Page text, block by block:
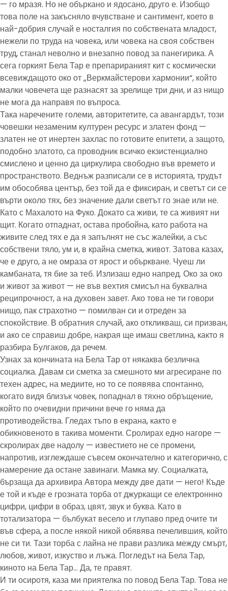
— го мразя. Но не объркано и ядосано, друго е. Изобщо
това поле на закъсняло вчувстване и сантимент, което в
най-добрия случай е носталгия по собствената младост,
нежели по труда на човека, или човека на своя собствен
труд, станал неволно и внезапно повод за панегирика. А
сега горкият Бела Тар е препарираният кит с космически
всевиждащото око от „Веркмайстерови хармонии“, който
малки човечета ще разнасят за зрелище три дни, и аз нищо
не мога да направя по въпроса.
Така наречените големи, авторитетите, са авангардът, този
човешки незаменим културен ресурс и златен фонд —
златен не от инертен захлас по готовите епитети, а защото,
подобно златото, са проводник всичко екзистенциално
смислено и ценно да циркулира свободно във времето и
пространството. Веднъж разписали се в историята, трудът
им обособява център, без той да е фиксиран, и светът си се
върти около тях, без значение дали светът го знае или не.
Като с Махалото на Фуко. Докато са живи, те са живият ни
щит. Когато отпаднат, остава пробойна, като работа на
живите след тях е да я запълнят не със жалейки, а със
собствени тяло, ум и, в крайна сметка, живот. Затова казах,
че е друго, а не омраза от ярост и объркване. Чуеш ли
камбаната, тя бие за теб. Излизаш едно напред. Око за око
и живот за живот — не във вехтия смисъл на буквална
реципрочност, а на духовен завет. Ако това не ти говори
нищо, пак страхотно — помилван си и отреден за
спокойствие. В обратния случай, ако откликваш, си призван,
и ако се справиш добре, накрая ще имаш светлина, както я
разбира Булгаков, да речем.
Узнах за кончината на Бела Тар от някаква безлична
социалка. Давам си сметка за смешното ми агресиране по
техен адрес, на медиите, но то се появява спонтанно,
когато видя близък човек, попаднал в тяхно обръщение,
който по очевидни причини вече го няма да
противодейства. Гледах тъпо в екрана, както е
обикновеното в такива моменти. Сролирах едно нагоре —
скролирах две надолу — известието не се промени,
напротив, изглеждаше съвсем окончателно и категорично, с
намерение да остане завинаги. Мамка му. Социалката,
бързаща да архивира Автора между две дати — него! Къде
е той и къде е грозната торба от джуркащи се електроннно
цифри, цифри в образ, цвят, звук и буква. Като в
тотализатора — бълбукат весело и глупаво пред очите ти
във сфера, а после някой никой обявява печелившия, който
не си ти. Тази торба с лайна не прави разлика между смърт,
любов, живот, изкуство и лъжа. Погледът на Бела Тар,
киното на Бела Тар… Да, те правят.
И ти осиротя, каза ми приятелка по повод Бела Тар. Това не